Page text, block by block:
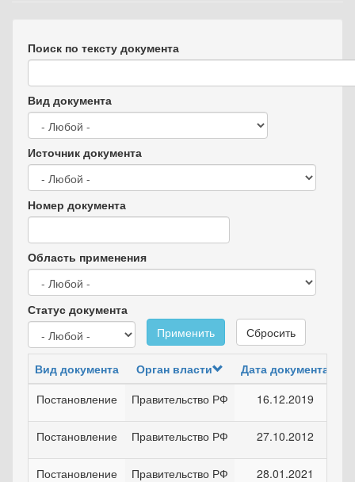
Поиск по тексту документа
Вид документа
Источник документа
Номер документа
Область применения
Статус документа
Применить
Сбросить
Вид документа Орган власти Дата документа
Постановление
Правительство РФ 16.12.2019
Постановление Правительство РФ 27.10.2012
Постановление Правительство РФ 28.01.2021